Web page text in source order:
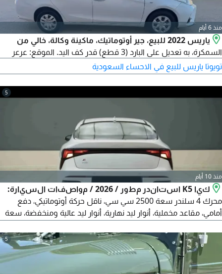
منذ 6 أيام
ياريس 2022 للبيع، جير أوتوماتيك، ماكينة وكالة، خالي من
السمكرة، به تعديل على البارد (3 قطع) قدر كف اليد. الموقع: عرعر
تويوتا ياريس للبيع في الاحساء السعودية
5
منذ 10 أيام
كيا K5 استاندر مطور / 2026 / مواصفات السيارة:
محرك 4 سلندر سعة 2500 سي سي، ناقل حركة أوتوماتيكي، دفع
أمامي، مقاعد مخملية، أنوار ليد نهارية، أنوار ليد عالية ومنخفضة، سعة
أمامية وخلفية، كشاف ضباب خلفي، دخول ذكي، تشغيل بالبصمة، زجاج
كهربائي، تحكم بالنظام الصوتي من المقود، مثبت سرعة، بلوتوث،
شاشة معلومات في الطبلون متصلة بكاميرا خلفية.
5